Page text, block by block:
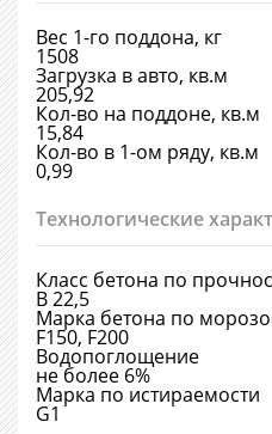
Вес 1-го поддона, кг
1508
Загрузка в авто, кв.м
205,92
Кол-во на поддоне, кв.м
15,84
Кол-во в 1-ом ряду, кв.м
0,99
Технологические
Класс бетона по
В 22,5
Марка бетона по
F150, F200
Водопоглощение
не более 6%
Марка по истираемости
G1